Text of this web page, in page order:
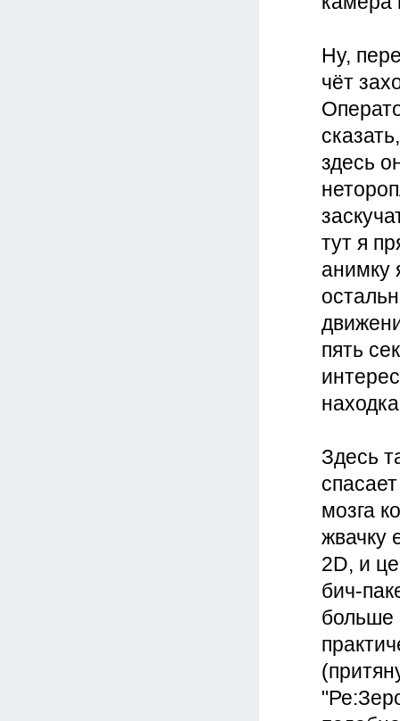
Ну,
чёт
здесь
тут я
анимку
пять
Здесь
мозга
жвачку
2D, и
бич-
больше